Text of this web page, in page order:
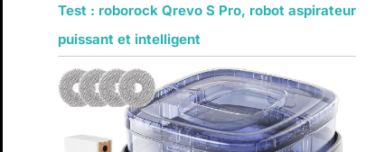
Test : roborock Qrevo S Pro, robot aspirateur
puissant et intelligent